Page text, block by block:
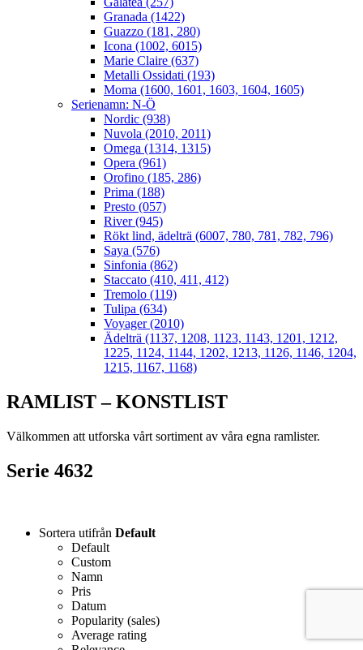
Granada (1422)
Guazzo (181, 280)
Icona (1002, 6015)
Marie Claire (637)
Metalli Ossidati (193)
Moma (1600, 1601, 1603, 1604, 1605)
Serienamn: N-Ö
Nordic (938)
Nuvola (2010, 2011)
Omega (1314, 1315)
Opera (961)
Orofino (185, 286)
Prima (188)
Presto (057)
River (945)
Rökt lind, ädelträ (6007, 780, 781, 782, 796)
Saya (576)
Sinfonia (862)
Staccato (410, 411, 412)
Tremolo (119)
Tulipa (634)
Voyager (2010)
Ädelträ (1137, 1208, 1123, 1143, 1201, 1212,
1225, 1124, 1144, 1202, 1213, 1126, 1146, 1204,
1215, 1167, 1168)
RAMLIST – KONSTLIST
Välkommen att utforska vårt sortiment av våra egna ramlister.
Serie 4632
Sortera utifrån Default
Default
Custom
Namn
Pris
Datum
Popularity (sales)
Average rating